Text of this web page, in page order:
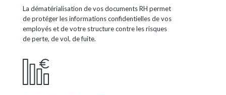
La dématérialisation de vos documents RH permet
de protéger les informations confidentielles de vos
employés et de votre structure contre les risques
de perte, de vol, de fuite.